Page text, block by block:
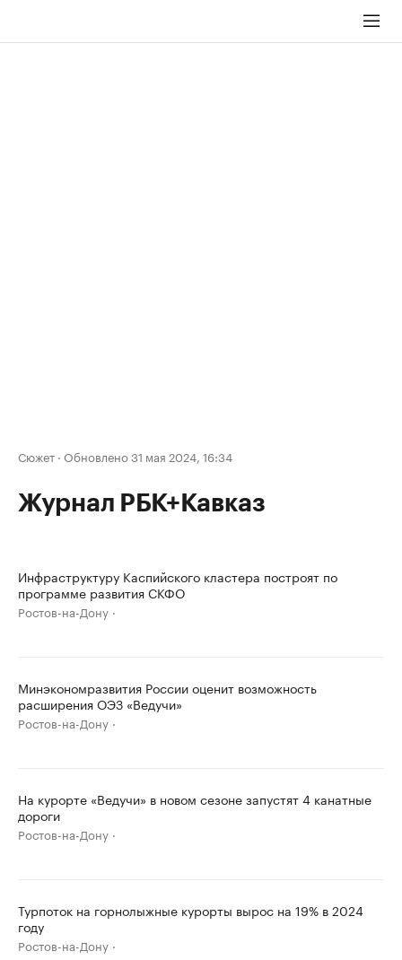
Сюжет · Обновлено 31 мая 2024, 16:34
Журнал РБК+Кавказ
Инфраструктуру Каспийского кластера построят по
программе развития СКФО
Ростов-на-Дону
Минэкономразвития России оценит возможность
расширения ОЭЗ «Ведучи»
Ростов-на-Дону
На курорте «Ведучи» в новом сезоне запустят 4 канатные
дороги
Ростов-на-Дону
Турпоток на горнолыжные курорты вырос на 19% в 2024
году
Ростов-на-Дону